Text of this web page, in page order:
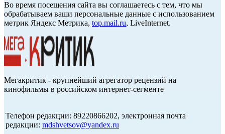
Во время посещения сайта вы соглашаетесь с тем, что мы
обрабатываем ваши персональные данные с использованием
метрик Яндекс Метрика, top.mail.ru, LiveInternet.
Мегакритик - крупнейший агрегатор рецензий на
кинофильмы в российском интернет-сегменте
Телефон редакции: 89220866202, электронная почта
редакции: mdshvetsov@yandex.ru